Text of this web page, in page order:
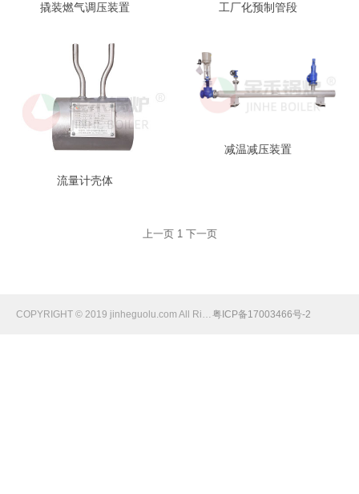
撬装燃气调压装置 工厂化预制管段
流量计壳体
减温减压装置
上一页 1 下一页
COPYRIGHT © 2019 jinheguolu.com All Rights Reserved粤ICP备17003466号-2